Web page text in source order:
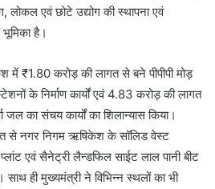
लोकल एवं छोटे उद्योग की स्थापना एवं
भूमिका है।
₹1.80 करोड़ की लागत से बने पीपीपी मोड़
के निर्माण कार्यों एवं 4.83 करोड़ की लागत
का संचय कार्यों का शिलान्यास किया।
से नगर निगम ऋषिकेश के सॉलिड वेस्ट
एवं सैनेट्री लैन्डफिल साईट लाल पानी बीट
साथ ही मुख्यमंत्री ने विभिन्न स्थलों का भी